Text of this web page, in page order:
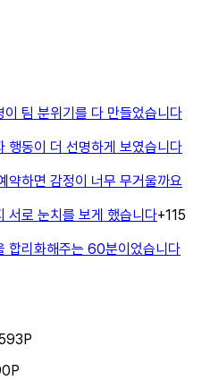
팀 분위기를 다 만들었습니다
행동이 더 선명하게 보였습니다
약하면 감정이 너무 무거울까요
서로 눈치를 보게 했습니다+115
합리화해주는 60분이었습니다
P
P